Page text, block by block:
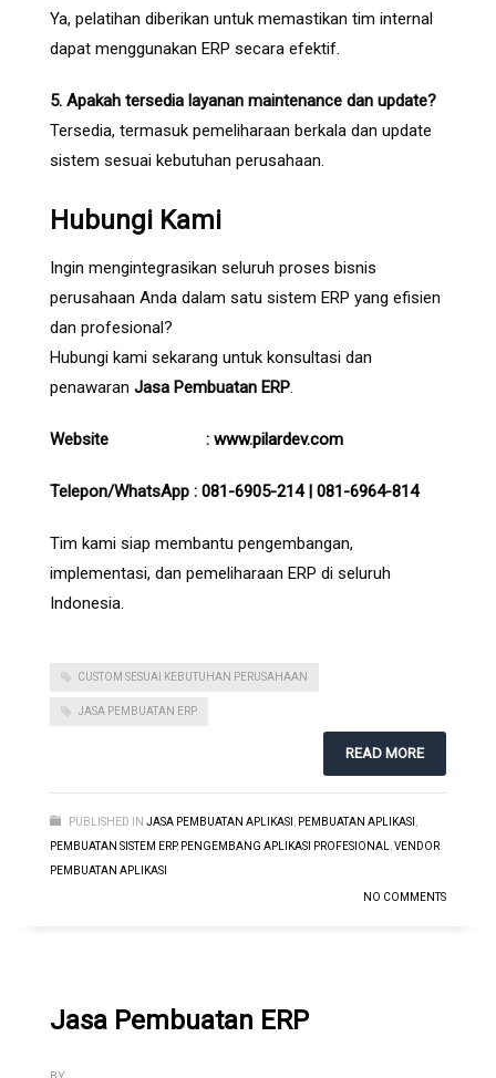
Ya, pelatihan diberikan untuk memastikan tim internal
dapat menggunakan ERP secara efektif.
5. Apakah tersedia layanan maintenance dan update?
Tersedia, termasuk pemeliharaan berkala dan update
sistem sesuai kebutuhan perusahaan.
Hubungi Kami
Ingin mengintegrasikan seluruh proses bisnis
perusahaan Anda dalam satu sistem ERP yang efisien
dan profesional?
Hubungi kami sekarang untuk konsultasi dan
penawaran Jasa Pembuatan ERP
Website : www.pilardev.com
Telepon/WhatsApp : 081-6905-214| 081-6964-814
Tim kami siap membantu pengembangan,
implementasi, dan pemeliharaan ERP di seluruh
Indonesia.
CUSTOM SESUAI KEBUTUHAN PERUSAHAAN
JASA PEMBUATAN ERP
READ MORE
PUBLISHED IN JASA PEMBUATAN APLIKASI , PEMBUATAN APLIKASI ,
PEMBUATAN SISTEM ERP, PENGEMBANG APLIKASI PROFESIONAL,VENDOR
PEMBUATAN APLIKASI
NO COMMENTS
Jasa Pembuatan ERP